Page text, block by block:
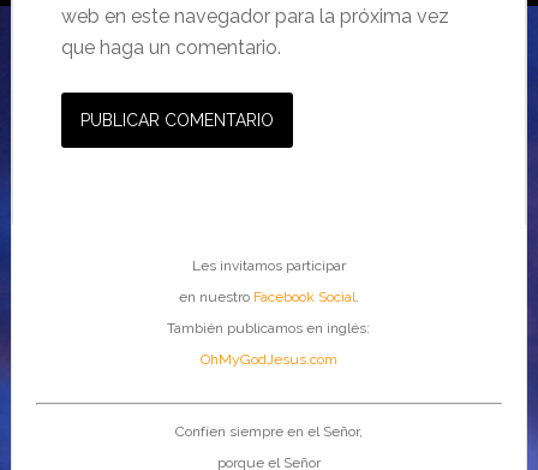
web en este navegador para la próxima vez
que haga un comentario.
Les invitamos participar
en nuestro Facebook Social.
También publicamos en inglés:
OhMyGodJesus.com
Confíen siempre en el Señor,
porque el Señor